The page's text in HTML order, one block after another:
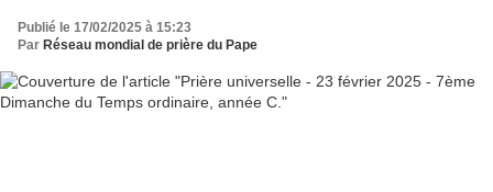
Publié le 17/02/2025 à 15:23
Par Réseau mondial de prière du Pape